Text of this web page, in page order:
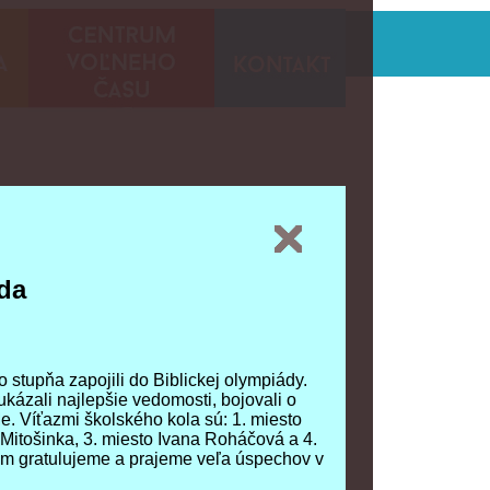
stupňa zapojili do Biblickej olympiády.
najlepšie vedomosti, bojovali o
Víťazmi školského kola sú: 1. miesto
3. miesto Ivana Roháčová a 4.
gratulujeme a prajeme veľa úspechov v
stupňa zapojili do Biblickej olympiády.
najlepšie vedomosti, bojovali o
Víťazmi školského kola sú: 1. miesto
3. miesto Ivana Roháčová a 4.
gratulujeme a prajeme veľa úspechov v